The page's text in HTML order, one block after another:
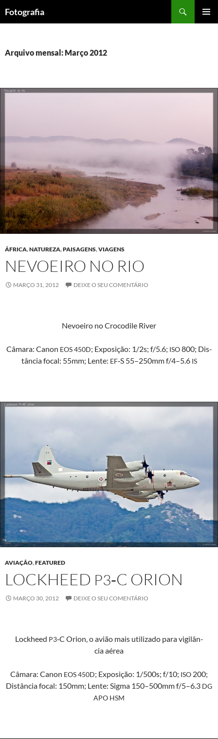
para
Fotografia
Arquivo mensal: Março 2012
ÁFRICA,NATUREZA,PAISAGENS,VIAGENS
NEVOEIRO NO RIO
MARÇO 31, 2012 DEIXE O SEU COMENTÁRIO
Nevoeiro no Croc­o­dile River
Câmara: Canon EOS 450D; Exposição: 1/2s; f/5.6; ISO800; Dis­
tân­cia focal: 55mm; Lente: EF‑S 55–250mm f/4–5.6 IS
AVIAÇÃO,FEATURED
LOCKHEED P3‑C ORION
MARÇO 30, 2012 DEIXE O SEU COMENTÁRIO
Lock­heed P3‑C Ori­on, o avião mais uti­liza­do para vig­ilân­
cia aérea
Câmara: Canon EOS450D; Exposição: 1/500s; f/10; ISO 200;
Dis­tân­cia focal: 150mm; Lente: Sig­ma 150–500mm f/5–6.3 DG
APO HSM